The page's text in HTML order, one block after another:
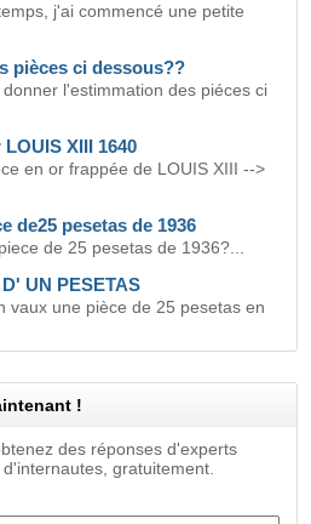
j'ai commencé une petite
pièces ci dessous??
l'estimmation des piéces ci
XIII 1640
en or frappée de LOUIS XIII -->
de25 pesetas de 1936
de 25 pesetas de 1936?...
UN PESETAS
vaux une pièce de 25 pesetas en
!
des réponses d'experts
gratuitement.